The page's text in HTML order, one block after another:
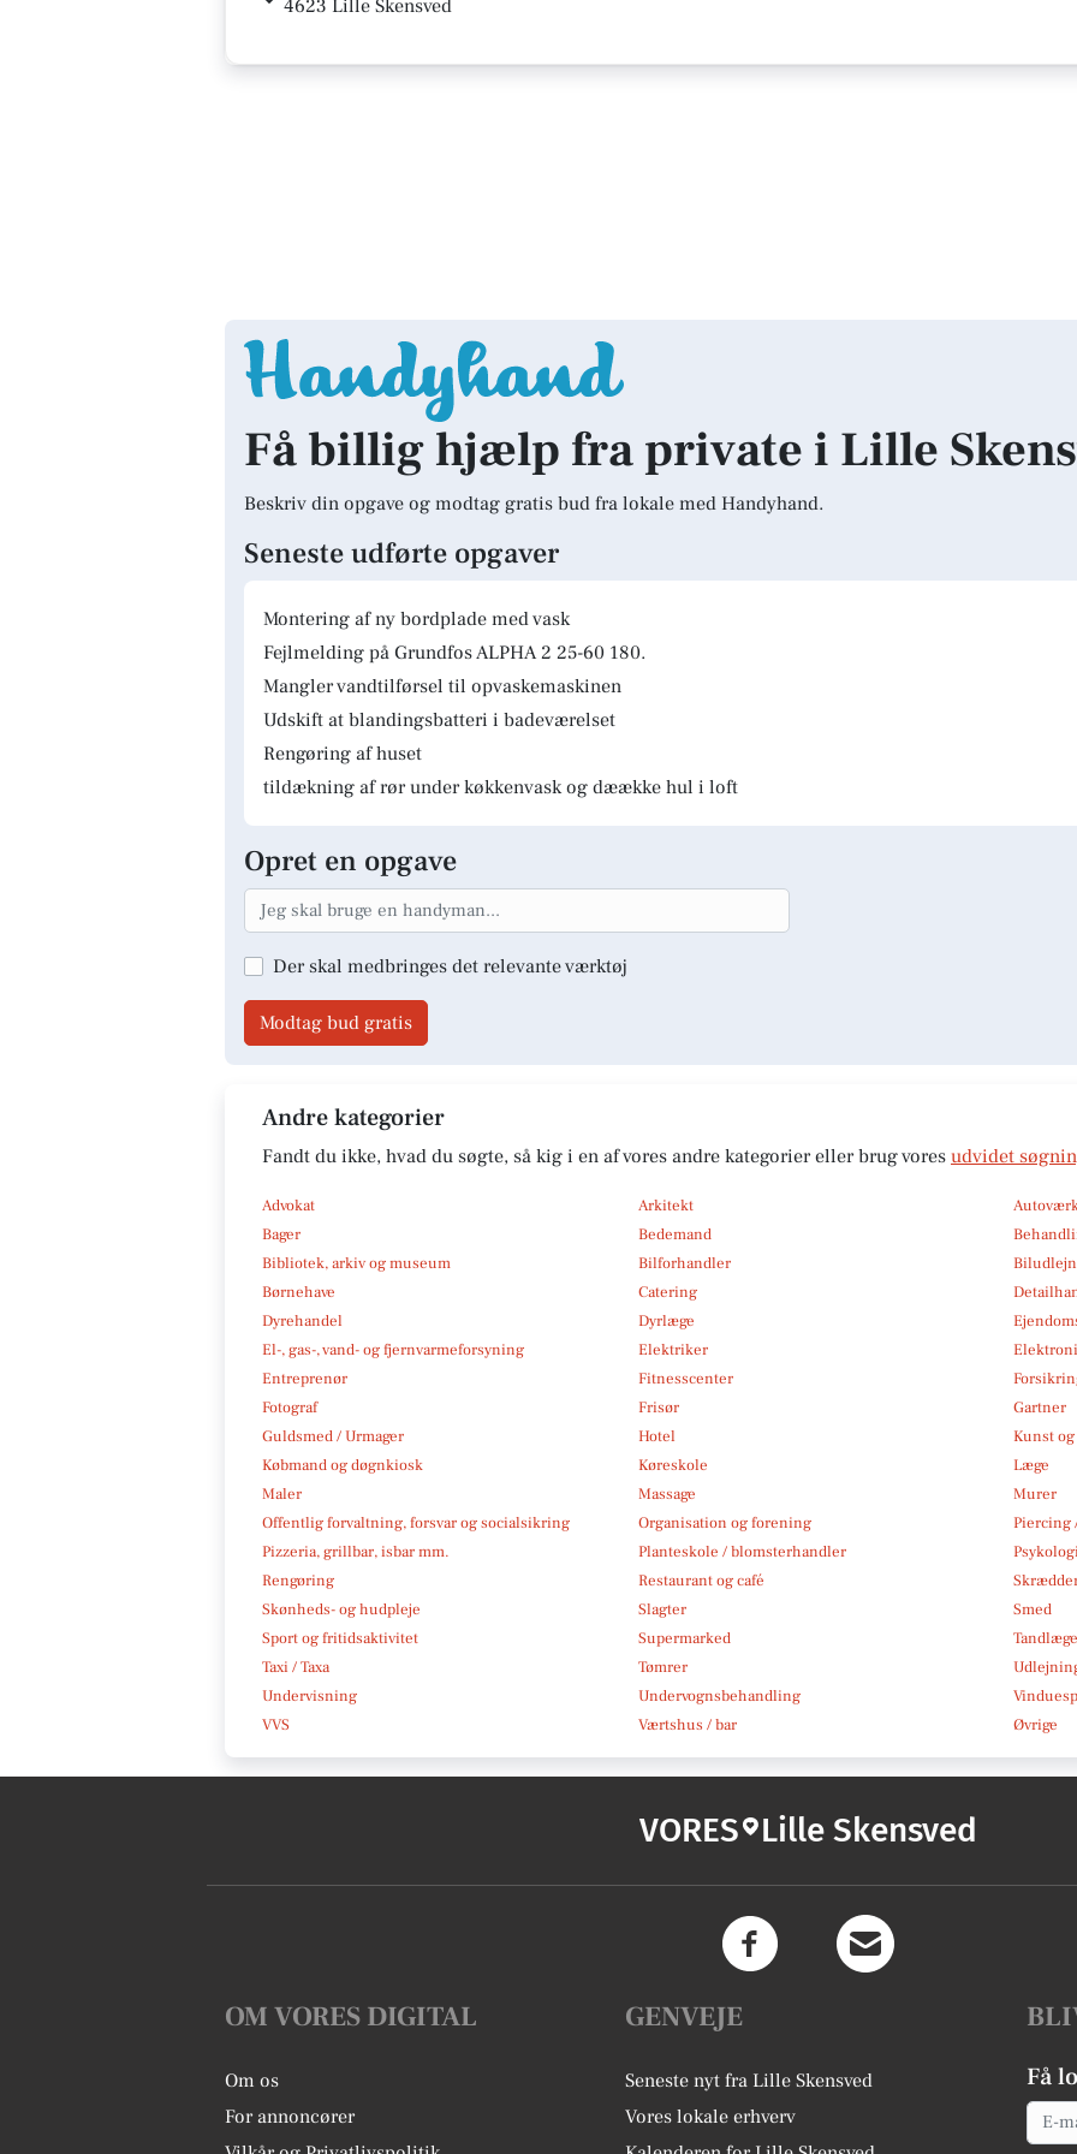
4623 Lille Skensved
Få billig hjælp fra private i Lille
Beskriv din opgave og modtag gratis bud fra lokale med Handyhand.
Seneste udførte opgaver
Montering af ny bordplade med vask
Fejlmelding på Grundfos ALPHA 2 25-60 180.
Mangler vandtilførsel til opvaskemaskinen
Udskift at blandingsbatteri i badeværelset
Rengøring af huset
tildækning af rør under køkkenvask og dæække hul i loft
Opret en opgave
Der skal medbringes det relevante værktøj
Modtag bud gratis
Andre kategorier
Fandt du ikke, hvad du søgte, så kig i en af vores andre kategorier eller brug vores udvidet
Advokat Arkitekt
Bager
Bedemand
Bibliotek, arkiv og museum
Bilforhandler
Børnehave
Catering
Dyrehandel
Dyrlæge
El-, gas-, vand- og fjernvarmeforsyning
Elektriker
Entreprenør
Fitnesscenter
Fotograf
Frisør
Gartner
Guldsmed / Urmager
Hotel
Kunst
Købmand og døgnkiosk
Køreskole
Læge
Maler
Massage
Murer
Offentlig forvaltning, forsvar og socialsikring
Organisation og forening
Piercing
Pizzeria, grillbar, isbar mm.
Planteskole / blomsterhandler
Rengøring
Restaurant og café
Skønheds- og hudpleje
Slagter
Smed
Sport og fritidsaktivitet
Supermarked
Taxi / Taxa
Tømrer
Undervisning
Undervognsbehandling
VVS
Værtshus / bar Øvrige
VORES Lille Skensved
OM VORES DIGITAL
Om os
For annoncører
GENVEJE
Seneste nyt fra Lille Skensved
Vores lokale erhverv
Få
Email